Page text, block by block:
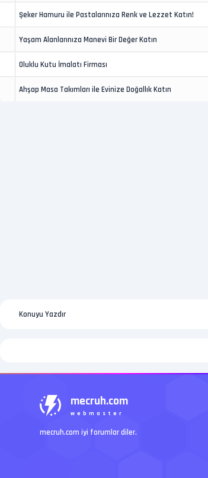
Şeker Hamuru ile Pastalarınıza Renk ve Lezzet Katın!
Yaşam Alanlarınıza Manevi Bir Değer Katın
Oluklu Kutu İmalatı Firması
Ahşap Masa Takımları ile Evinize Doğallık Katın
Konuyu Yazdır
mecruh.com
webmaster
mecruh.com iyi forumlar diler.